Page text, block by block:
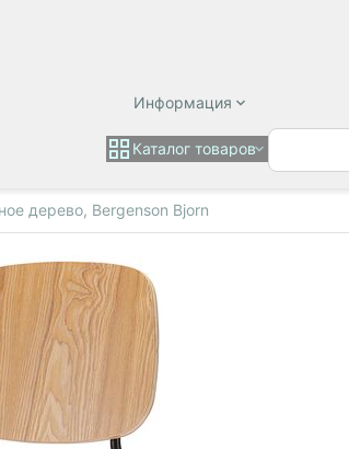
Информация
Каталог товаров
дерево, Bergenson Bjorn